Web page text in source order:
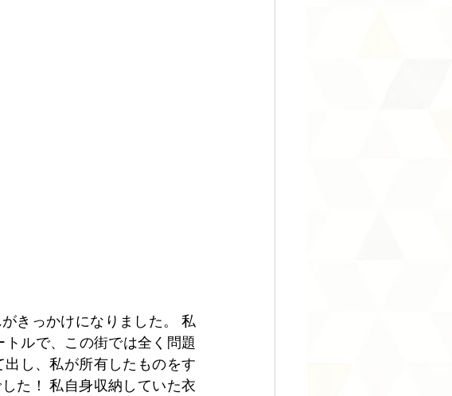
きっかけになりました。 私
ルで、この街では全く問題
し、私が所有したものをす
た！ 私自身収納していた衣